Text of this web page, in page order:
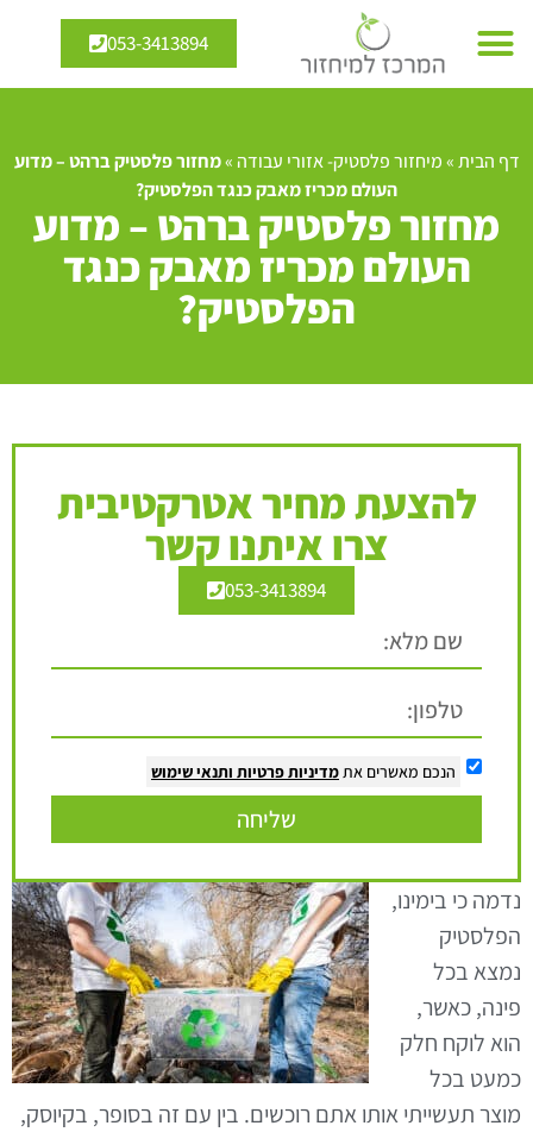
053-3413894
דף הבית»מיחזור פלסטיק- אזורי עבודה »מחזור פלסטיק ברהט – מדוע
העולם מכריז מאבק כנגד הפלסטיק?
מחזור פלסטיק ברהט – מדוע
העולם מכריז מאבק כנגד
הפלסטיק?
להצעת מחיר אטרקטיבית
צרו איתנו קשר
053-3413894
הנכם מאשרים את מדיניות פרטיות ותנאי שימוש
שליחה
נדמה כי בימינו,
הפלסטיק
נמצא בכל
פינה, כאשר,
הוא לוקח חלק
כמעט בכל
מוצר תעשייתי אותו אתם רוכשים. בין עם זה בסופר, בקיוסק,